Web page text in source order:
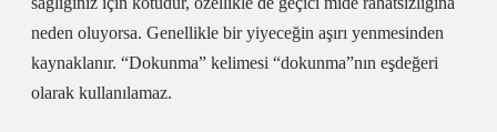
neden oluyorsa. Genellikle bir yiyeceğin aşırı yenmesinden
kaynaklanır. “Dokunma” kelimesi “dokunma”nın eşdeğeri
olarak kullanılamaz.